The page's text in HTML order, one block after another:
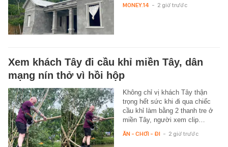
MONEY.14 - 2 giờ trước
Xem khách Tây đi cầu khỉ miền Tây, dân
mạng nín thở vì hồi hộp
Không chỉ vị khách Tây thận
trọng hết sức khi đi qua chiếc
cầu khỉ làm bằng 2 thanh tre ở
miền Tây, người xem clip…
ĂN - CHƠI - ĐI - 2 giờ trước